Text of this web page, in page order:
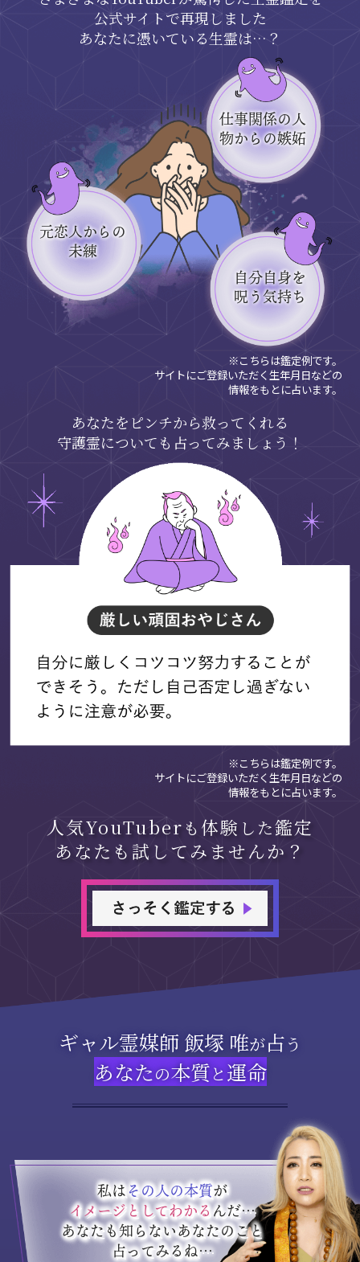
公式サイトで再現しました
あなたに憑いている生霊は…？
仕事関係の人
物からの嫉妬
元恋人からの
未練
自分自身を
呪う気持ち
※こちらは鑑定例です。
サイトにご登録いただく生年月日などの
情報をもとに占います。
あなたをピンチから救ってくれる
守護霊についても占ってみましょう！
※こちらは鑑定例です。
サイトにご登録いただく生年月日などの
情報をもとに占います。
人気YouTuber も 体験 した鑑定
あなたも試してみませんか？
ギャル霊媒師 飯塚 唯が占う
あなたの本質と運命
私はその人の本質が
イメージとしてわかるんだ…
あなたも知らないあなたのこと
占ってみるね…